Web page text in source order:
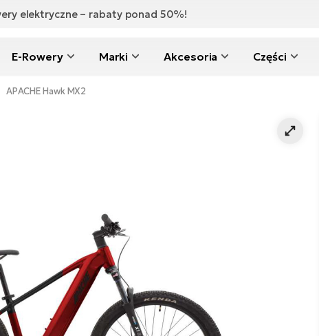
elektryczne – rabaty ponad 50%!
E-Rowery Marki Akcesoria Części
APACHE Hawk MX2